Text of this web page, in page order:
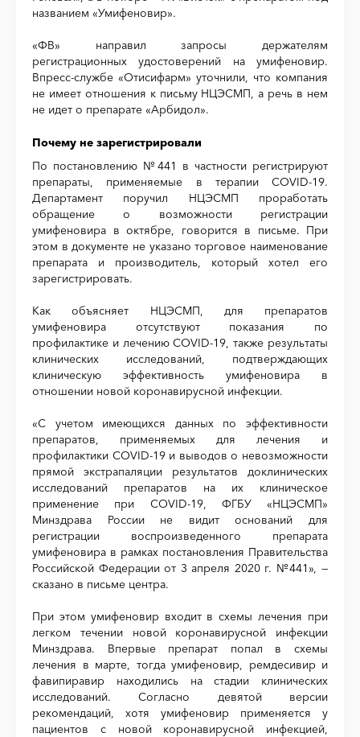
названием «Умифеновир».
«ФВ» направил запросы держателям
регистрационных удостоверений на умифеновир.
Впресс-службе «Отисифарм» уточнили, что компания
не имеет отношения к письму НЦЭСМП, а речь в нем
не идет о препарате «Арбидол».
Почему не зарегистрировали
По постановлению №441 в частности регистрируют
препараты, применяемые в терапии COVID-19.
Департамент поручил НЦЭСМП проработать
обращение о возможности регистрации
умифеновира в октябре, говорится в письме. При
этом в документе не указано торговое наименование
препарата и производитель, который хотел его
зарегистрировать.
Как объясняет НЦЭСМП, для препаратов
умифеновира отсутствуют показания по
профилактике и лечению COVID-19, также результаты
клинических исследований, подтверждающих
клиническую эффективность умифеновира в
отношении новой коронавирусной инфекции.
«С учетом имеющихся данных по эффективности
препаратов, применяемых для лечения и
профилактики COVID-19 и выводов о невозможности
прямой экстрапаляции результатов доклинических
исследований препаратов на их клиническое
применение при COVID-19, ФГБУ «НЦЭСМП»
Минздрава России не видит оснований для
регистрации воспроизведенного препарата
умифеновира в рамках постановления Правительства
Российской Федерации от 3 апреля 2020 г. №441», —
сказано в письме центра.
При этом умифеновир входит в схемы лечения при
легком течении новой коронавирусной инфекции
Минздрава. Впервые препарат попал в схемы
лечения в марте, тогда умифеновир, ремдесивир и
фавипиравир находились на стадии клинических
исследований. Согласно девятой версии
рекомендаций, хотя умифеновир применяется у
пациентов с новой коронавирусной инфекцией,